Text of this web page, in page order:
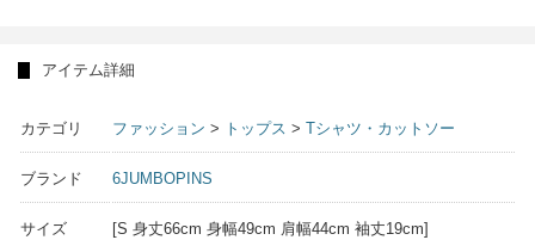
アイテム詳細
カテゴリ ファッション > トップス > Tシャツ・カットソー
ブランド 6JUMBOPINS
サイズ
[S 身丈66cm 身幅49cm 肩幅44cm 袖丈19cm]